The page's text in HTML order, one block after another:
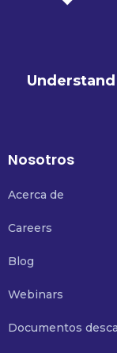
Nosotros
Acerca de
Careers
Blog
Webinars
Documentos